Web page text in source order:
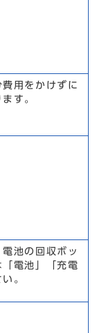
用をかけずに
す。
池の回収ボッ
電池」「充電
。